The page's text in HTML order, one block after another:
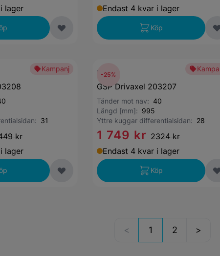
lager Endast 4 kvar i lager
Köp
Kampanj
31
kr
lager
GSP
GSP Drivaxel 203207
Tänder mot nav: 40
Längd [mm]: 995
Yttre kuggar differentialsidan: 28
1 749 kr 2324 kr
-25%
Endast 4 kvar i lager
Köp
1 2